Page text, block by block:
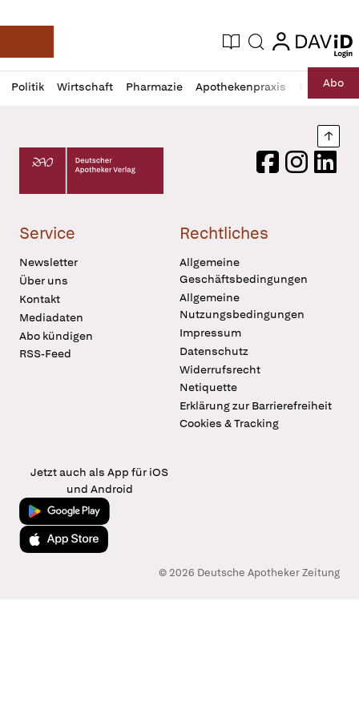
Deutsche Apotheker Zeitung
Aktuelle Ausgabe
Suche login
login
Politik Wirtschaft Pharmazie Apothekenpraxis RechtAbo
Profil
öffnen
Daz
Pur
Deutscher Apotheker Verlag Logo
FacebookInstagram
Service
Newsletter
Über uns
Kontakt
Mediadaten
Abo kündigen
RSS-Feed
Rechtliches
Allgemeine
Geschäftsbedingungen
Allgemeine
Nutzungsbedingungen
Impressum
Datenschutz
Widerrufsrecht
Netiquette
Erklärung zur Barrierefreiheit
Cookies & Tracking
Jetzt auch als App für iOS
und Android
Jetzt bei Google Play
Laden im App Store
© 2026 Deutsche Apotheker Zeitung